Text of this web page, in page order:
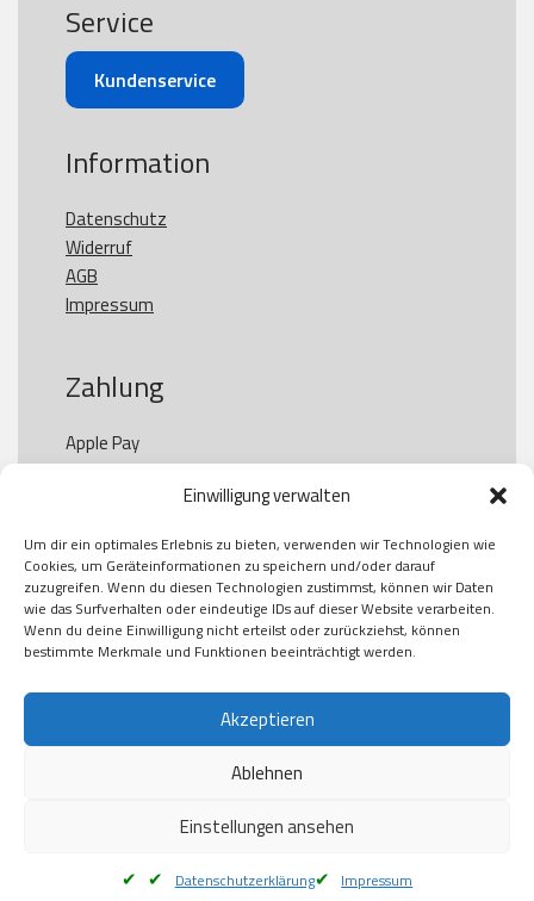
Einwilligung verwalten
Um dir ein optimales Erlebnis zu bieten, verwenden wir Technologien wie
Cookies, um Geräteinformationen zu speichern und/oder darauf
zuzugreifen. Wenn du diesen Technologien zustimmst, können wir Daten
wie das Surfverhalten oder eindeutige IDs auf dieser Website verarbeiten.
Wenn du deine Einwilligung nicht erteilst oder zurückziehst, können
bestimmte Merkmale und Funktionen beeinträchtigt werden.
Akzeptieren
Ablehnen
Einstellungen ansehen
Datenschutzerklärung Impressum
Service
Kundenservice
Information
Datenschutz
Widerruf
AGB
Impressum
Zahlung
Apple Pay
Paypal
Kauf auf Rechung
Klarna
American Express